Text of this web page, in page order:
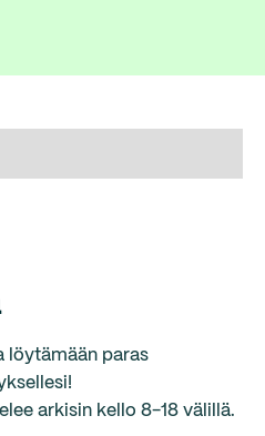
löytämään paras
arkisin kello 8-18 välillä.